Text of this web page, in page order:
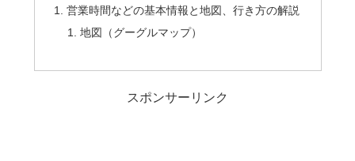
営業時間などの基本情報と地図、行き方の解説
地図（グーグルマップ）
スポンサーリンク